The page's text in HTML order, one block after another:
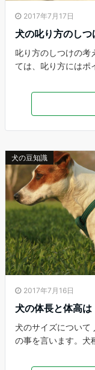
2017年7月17日
犬の叱り方のし
叱り方のしつけの考
ては、叱り方にはポ
犬の豆知識
2017年7月16日
犬の体長と体高は
犬のサイズについて
の事を言います。犬